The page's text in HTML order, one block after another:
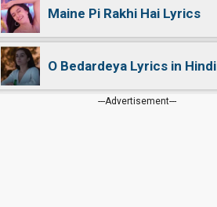
Maine Pi Rakhi Hai Lyrics
O Bedardeya Lyrics in Hindi
---Advertisement---